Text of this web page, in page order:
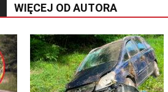
WIĘCEJ OD AUTORA